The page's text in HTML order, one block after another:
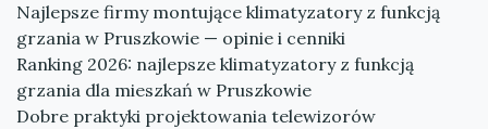
Najlepsze firmy montujące klimatyzatory z funkcją
grzania w Pruszkowie — opinie i cenniki
Ranking 2026: najlepsze klimatyzatory z funkcją
grzania dla mieszkań w Pruszkowie
Dobre praktyki projektowania telewizorów